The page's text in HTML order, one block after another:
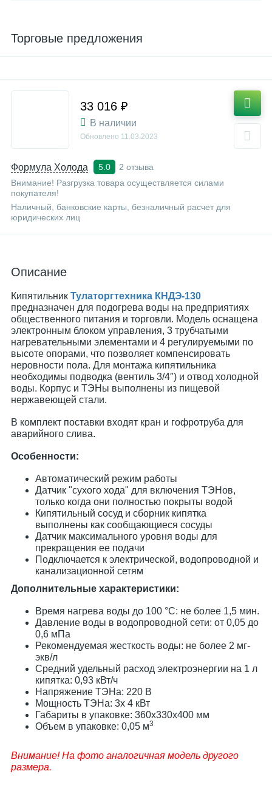
Торговые предложения
Формула Холода 5.0
2 отзыва
Внимание! Разгрузка товара осуществляется силами
покупателя!
Наличный, банковские карты, безналичный расчет для
юридических лиц
33 016 ₽
В наличии
Обновлено 11.03.2023
Описание
Кипятильник Тулаторгтехника КНДЭ-130
предназначен для подогрева воды на предприятиях
общественного питания и торговли. Модель оснащена
электронным блоком управления, 3 трубчатыми
нагревательными элементами и 4 регулируемыми по
высоте опорами, что позволяет компенсировать
неровности пола. Для монтажа кипятильника
необходимы подводка (вентиль 3/4″) и отвод холодной
воды. Корпус и ТЭНы выполнены из пищевой
нержавеющей стали.
В комплект поставки входят кран и гофротруба для
аварийного слива.
Особенности:
Автоматический режим работы
Датчик "сухого хода" для включения ТЭНов,
только когда они полностью покрыты водой
Кипятильный сосуд и сборник кипятка
выполнены как сообщающиеся сосуды
Датчик максимального уровня воды для
прекращения ее подачи
Подключается к электрической, водопроводной и
канализационной сетям
Дополнительные характеристики:
Время нагрева воды до 100 °С: не более 1,5 мин.
Давление воды в водопроводной сети: от 0,05 до
0,6 мПа
Рекомендуемая жесткость воды: не более 2 мг-
экв/л
Средний удельный расход электроэнергии на 1 л
кипятка: 0,93 кВт/ч
Напряжение ТЭНа: 220 В
Мощность ТЭНа: 3х 4 кВт
Габариты в упаковке: 360х330х400 мм
Объем в упаковке: 0,05 м3
Внимание! На фото аналогичная модель другого
размера.